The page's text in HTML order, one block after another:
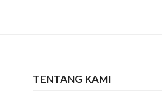
TENTANG KAMI